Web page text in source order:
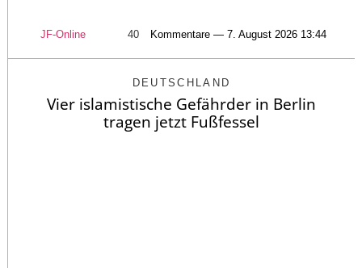
JF-Online 40 Kommentare — 7. August 2026 13:44
DEUTSCHLAND
Vier islamistische Gefährder in Berlin
tragen jetzt Fußfessel